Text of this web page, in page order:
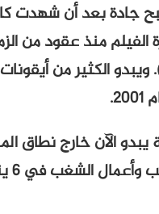
بعد أن شهدت
الفيلم منذ عقود من
الإرهابية). ويبدو الكثير
الآن خارج نطاق